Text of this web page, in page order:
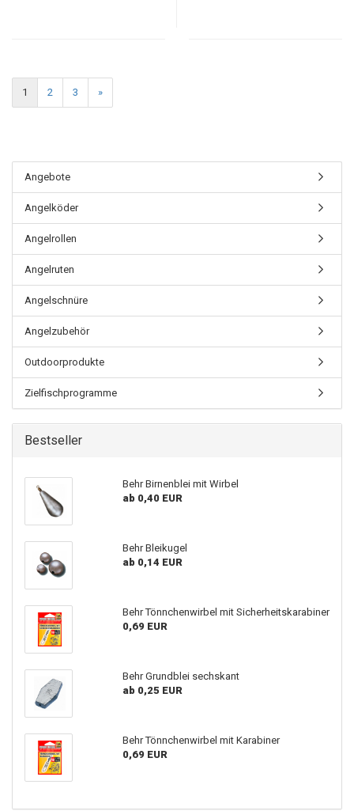
1 2 3 »
Angebote
Angelköder
Angelrollen
Angelruten
Angelschnüre
Angelzubehör
Outdoorprodukte
Zielfischprogramme
Bestseller
Behr Birnenblei mit Wirbel
ab 0,40 EUR
Behr Bleikugel
ab 0,14 EUR
Behr Tönnchenwirbel mit Sicherheitskarabiner
0,69 EUR
Behr Grundblei sechskant
ab 0,25 EUR
Behr Tönnchenwirbel mit Karabiner
0,69 EUR